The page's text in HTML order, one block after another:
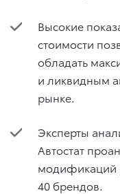
Высокие
стоимости
обладать
и ликвидным
рынке.
Эксперты
Автостат
модификаций
40 брендов.